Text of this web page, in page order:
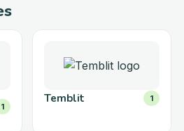
1
Temblit 1